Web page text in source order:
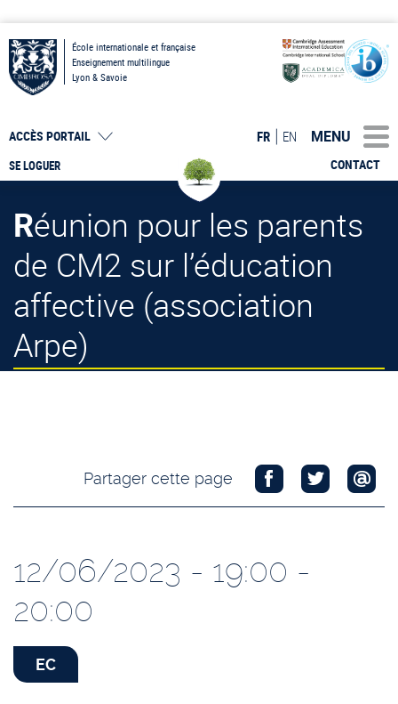
École internationale et française
Enseignement multilingue
Lyon & Savoie
SE LOGUER
ACCÈS PORTAIL
CONTACT
FR EN MENU
Réunion pour les parents
de CM2 sur l’éducation
affective (association
Arpe)
Partager cette page
12/06/2023 - 19:00 -
20:00
EC